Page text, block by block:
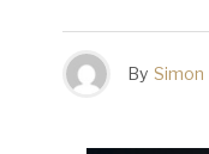
By Simon